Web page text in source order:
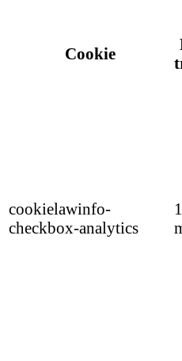
Cookie
cookielawinfo-
checkbox-analytics